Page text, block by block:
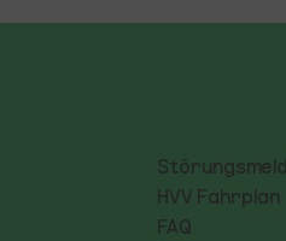
HVV Fahrplan
FAQ